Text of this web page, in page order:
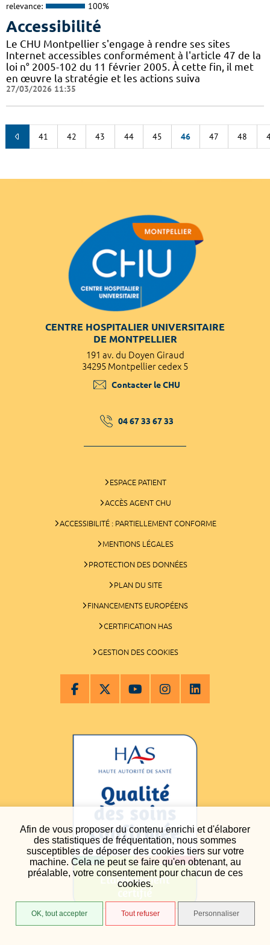
Afin de vous proposer du contenu enrichi et d'élaborer
des statistiques de fréquentation, nous sommes
susceptibles de déposer des cookies tiers sur votre
machine. Cela ne peut se faire qu'en obtenant, au
préalable, votre consentement pour chacun de ces
cookies.
OK, tout accepter Tout refuser Personnaliser
relevance: 100%
Accessibilité
Le CHU Montpellier s'engage à rendre ses sites
Internet accessibles conformément à l'article 47 de la
loi n° 2005-102 du 11 février 2005. À cette fin, il met
en œuvre la stratégie et les actions suiva
27/03/2026 11:35
41 42 43 44 45 46 47 48
CENTRE HOSPITALIER UNIVERSITAIRE
DE MONTPELLIER
191 av. du Doyen Giraud
34295 Montpellier cedex 5
Contacter le CHU
04 67 33 67 33
ESPACE PATIENT
ACCÈS AGENT CHU
ACCESSIBILITÉ : PARTIELLEMENT CONFORME
MENTIONS LÉGALES
PROTECTION DES DONNÉES
PLAN DU SITE
FINANCEMENTS EUROPÉENS
CERTIFICATION HAS
GESTION DES COOKIES